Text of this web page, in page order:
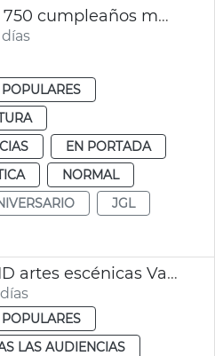
Actas celebración 750 cumpleaños muerto Jaime I València
EN PORTADA
NORMAL
JGL
Subvención AVETID artes escénicas València
LAS AUDIENCIAS